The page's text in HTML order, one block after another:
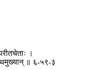
।
॥ ६-५९-३